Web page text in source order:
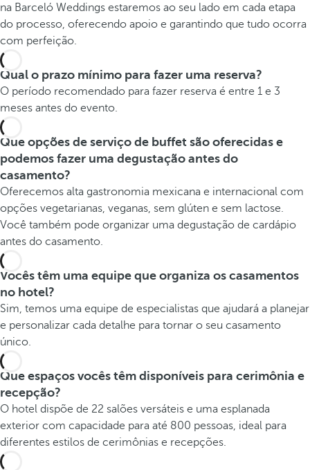
na Barceló Weddings estaremos ao seu lado em cada etapa
do processo, oferecendo apoio e garantindo que tudo ocorra
com perfeição.
Qual o prazo mínimo para fazer uma reserva?
O período recomendado para fazer reserva é entre 1 e 3
meses antes do evento.
Que opções de serviço de buffet são oferecidas e
podemos fazer uma degustação antes do
casamento?
Oferecemos alta gastronomia mexicana e internacional com
opções vegetarianas, veganas, sem glúten e sem lactose.
Você também pode organizar uma degustação de cardápio
antes do casamento.
Vocês têm uma equipe que organiza os casamentos
no hotel?
Sim, temos uma equipe de especialistas que ajudará a planejar
e personalizar cada detalhe para tornar o seu casamento
único.
Que espaços vocês têm disponíveis para cerimônia e
recepção?
O hotel dispõe de 22 salões versáteis e uma esplanada
exterior com capacidade para até 800 pessoas, ideal para
diferentes estilos de cerimônias e recepções.